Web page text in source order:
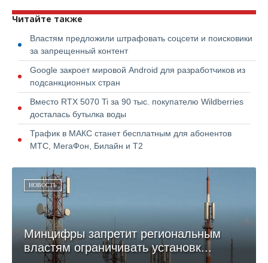
Читайте также
Властям предложили штрафовать соцсети и поисковики
за запрещенный контент
Google закроет мировой Android для разработчиков из
подсанкционных стран
Вместо RTX 5070 Ti за 90 тыс. покупателю Wildberries
досталась бутылка воды
Трафик в МАКС станет бесплатным для абонентов
МТС, МегаФон, Билайн и Т2
НОВОСТЬ
Минцифры запретит региональным
властям ограничивать установк...